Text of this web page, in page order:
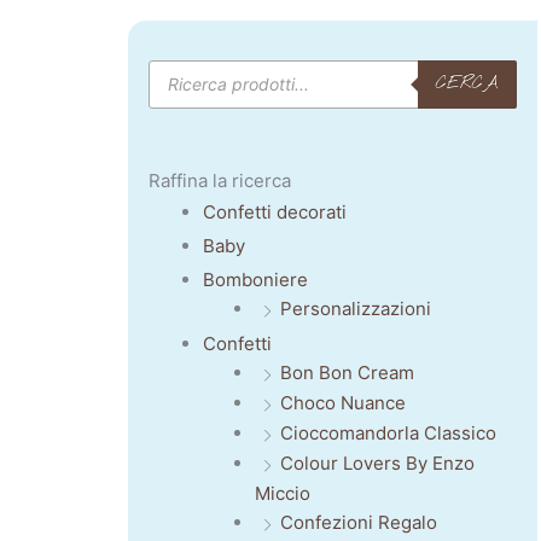
Products
search CERCA
Raffina la ricerca
Confetti decorati
Baby
Bomboniere
Personalizzazioni
Confetti
Bon Bon Cream
Choco Nuance
Cioccomandorla Classico
Colour Lovers By Enzo
Miccio
Confezioni Regalo